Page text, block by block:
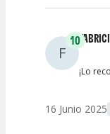
F
10
¡Lo
16 Junio 2025